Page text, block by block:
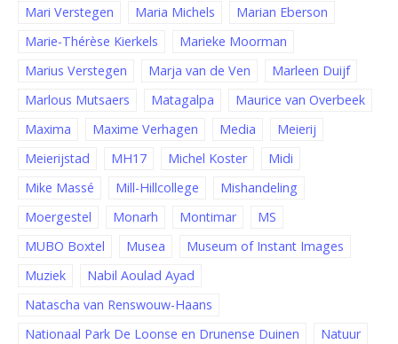
Mari Verstegen
Maria Michels
Marian Eberson
Marie-Thérèse Kierkels
Marieke Moorman
Marius Verstegen
Marja van de Ven
Marleen Duijf
Marlous Mutsaers
Matagalpa
Maurice van Overbeek
Maxima
Maxime Verhagen Media
Meierij
Meierijstad
MH17 Michel Koster
Midi
Mike Massé
Mill-Hillcollege
Mishandeling
Moergestel
Monarh Montimar
MS
MUBO Boxtel
Musea
Museum of Instant Images
Muziek
Nabil Aoulad Ayad
Natascha van Renswouw-Haans
Nationaal Park De Loonse en Drunense Duinen
Natuur